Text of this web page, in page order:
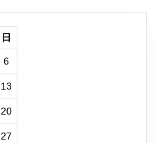
日
6
13
20
27